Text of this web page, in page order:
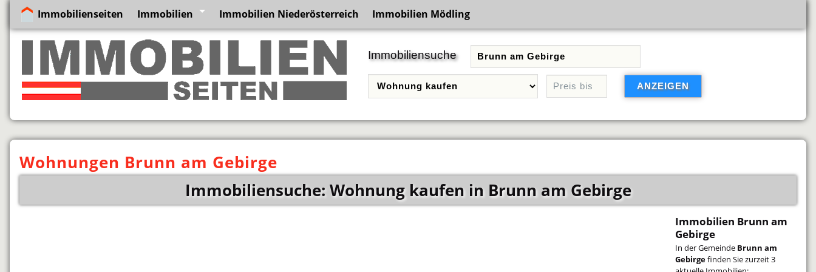
Immobilienseiten Immobilien Immobilien Niederösterreich Immobilien Mödling
Immobiliensuche
Wohnungen Brunn am Gebirge
Immobiliensuche: Wohnung kaufen in Brunn am Gebirge
Immobilien Brunn am
Gebirge
In der Gemeinde Brunn am
Gebirgefinden Sie zurzeit 3